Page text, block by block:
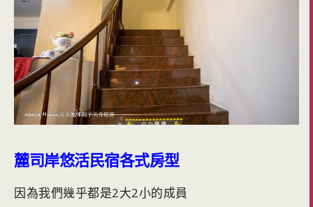
麓司岸悠活民宿各式房型
因為我們幾乎都是2大2小的成員